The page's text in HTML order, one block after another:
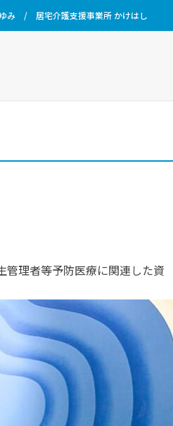
み / 居宅介護支援事業所 かけはし
管理者等予防医療に関連した資